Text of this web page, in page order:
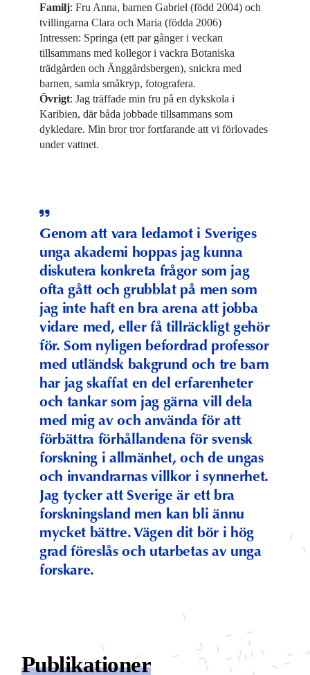
Familj: Fru Anna, barnen Gabriel (född 2004) och
tvillingarna Clara och Maria (födda 2006)
Intressen: Springa (ett par gånger i veckan
tillsammans med kollegor i vackra Botaniska
trädgården och Änggårdsbergen), snickra med
barnen, samla småkryp, fotografera.
Övrigt: Jag träffade min fru på en dykskola i
Karibien, där båda jobbade tillsammans som
dykledare. Min bror tror fortfarande att vi förlovades
under vattnet.
Genom att vara ledamot i Sveriges
unga akademi hoppas jag kunna
diskutera konkreta frågor som jag
ofta gått och grubblat på men som
jag inte haft en bra arena att jobba
vidare med, eller få tillräckligt gehör
för. Som nyligen befordrad professor
med utländsk bakgrund och tre barn
har jag skaffat en del erfarenheter
och tankar som jag gärna vill dela
med mig av och använda för att
förbättra förhållandena för svensk
forskning i allmänhet, och de ungas
och invandrarnas villkor i synnerhet.
Jag tycker att Sverige är ett bra
forskningsland men kan bli ännu
mycket bättre. Vägen dit bör i hög
grad föreslås och utarbetas av unga
forskare.
Publikationer